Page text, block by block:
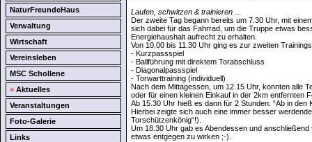
NaturFreundeHaus
Verwaltung
Wirtschaft
Vereinsleben
MSC Schollene
» Aktuelles
Veranstaltungen
Foto-Galerie
Links
Laufen, schwitzen & trainieren ...
Der zweite Tag begann bereits um 7.30 Uhr, mit
sich dabei für das Fahrrad, um die Truppe etwas
Energiehaushalt aufrecht zu erhalten.
Von 10.00 bis 11.30 Uhr ging es zur zweiten
- Kurzpassspiel
- Ballführung mit direktem Torabschluss
- Diagonalpassspiel
- Torwarttraining (individuell)
Nach dem Mittagessen, um 12.15 Uhr, konnten alle
oder für einen kleinen Einkauf in der 2km entfernten
Ab 15.30 Uhr hieß es dann für 2 Stunden: “Ab in
Hierbei zeigte sich auch eine immer besser
Torschützenkönig“!).
Um 18.30 Uhr gab es Abendessen und
etwas entgegen zu wirken ;-).